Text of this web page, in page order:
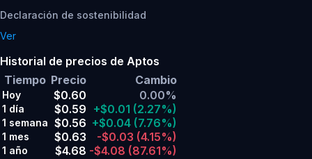
Declaración de sostenibilidad
Ver
Historial de precios de Aptos
Tiempo Precio Cambio
Hoy $0.60 0.00%
1 día $0.59 +$0.01 (2.27%)
1 semana $0.56 +$0.04 (7.76%)
1 mes $0.63 -$0.03 (4.15%)
1 año $4.68 -$4.08 (87.61%)